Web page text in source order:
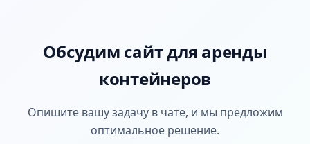
Обсудим сайт для аренды
контейнеров
Опишите вашу задачу в чате, и мы предложим
оптимальное решение.